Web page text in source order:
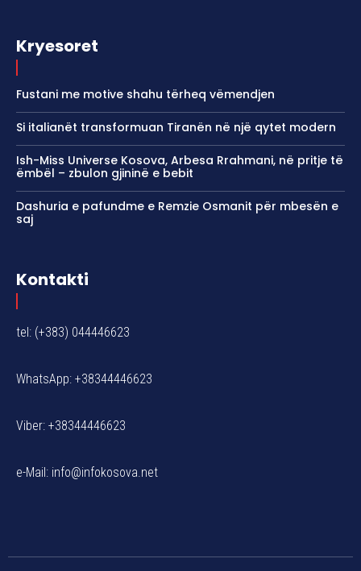
Kryesoret
Fustani me motive shahu tërheq vëmendjen
Si italianët transformuan Tiranën në një qytet modern
Ish-Miss Universe Kosova, Arbesa Rrahmani, në pritje të
ëmbël – zbulon gjininë e bebit
Dashuria e pafundme e Remzie Osmanit për mbesën e
saj
Kontakti
tel: (+383) 044446623
WhatsApp: +38344446623
Viber: +38344446623
e-Mail: info@infokosova.net